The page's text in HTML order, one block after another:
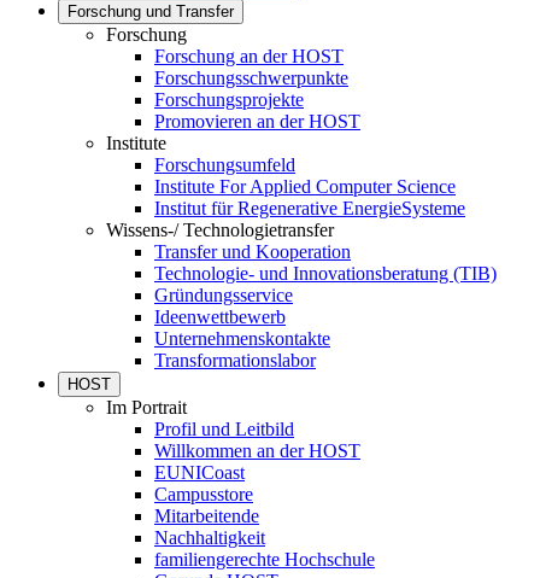
Forschung und Transfer
Forschung
Forschung an der HOST
Forschungsschwerpunkte
Forschungsprojekte
Promovieren an der HOST
Institute
Forschungsumfeld
Institute For Applied Computer Science
Institut für Regenerative EnergieSysteme
Wissens-/ Technologietransfer
Transfer und Kooperation
Technologie- und Innovationsberatung (TIB)
Gründungsservice
Ideenwettbewerb
Unternehmenskontakte
Transformationslabor
HOST
Im Portrait
Profil und Leitbild
Willkommen an der HOST
EUNICoast
Campusstore
Mitarbeitende
Nachhaltigkeit
familiengerechte Hochschule